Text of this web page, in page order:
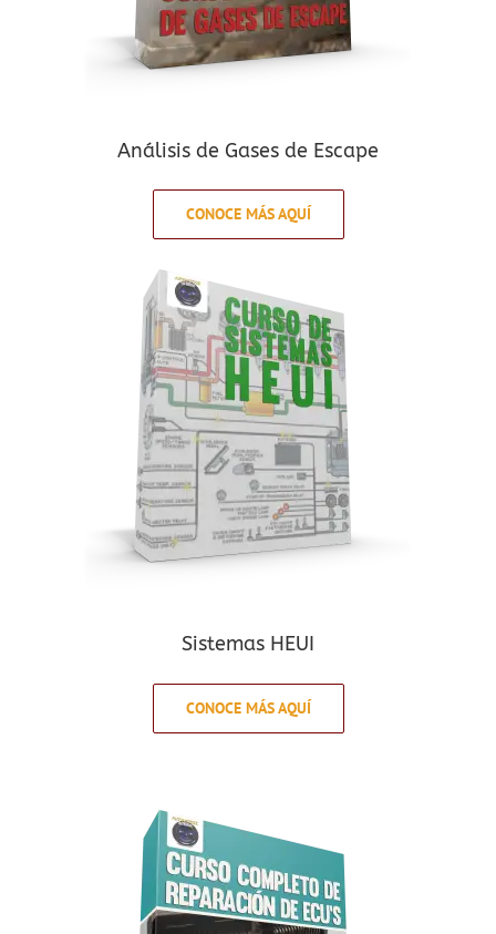
Análisis de Gases de Escape
CONOCE MÁS AQUÍ
Sistemas HEUI
CONOCE MÁS AQUÍ